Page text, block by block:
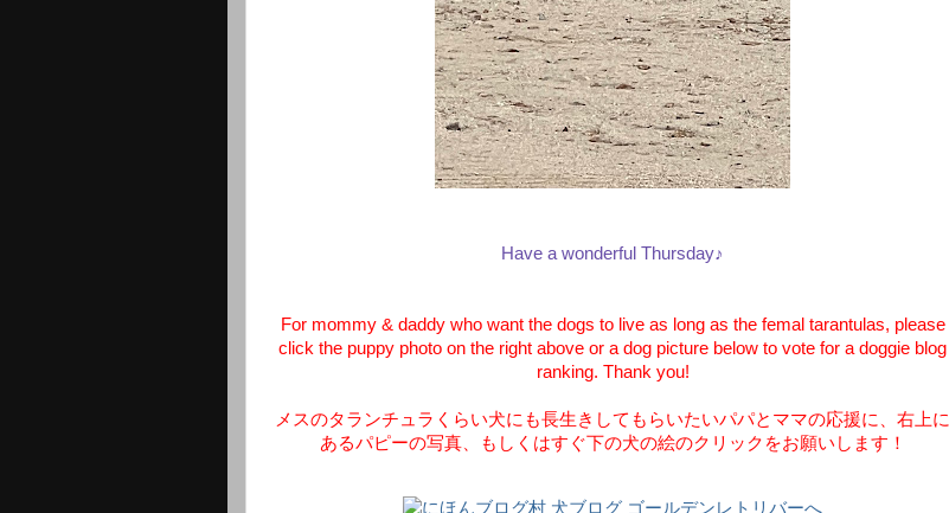
Have a wonderful Thursday♪
For mommy & daddy who want the dogs to live as long as the femal tarantulas, please
click the puppy photo on the right above or a dog picture below to vote for a doggie blog
ranking. Thank you!
メスのタランチュラくらい犬にも長生きしてもらいたいパパとママの応援に、右上に
あるパピーの写真、もしくはすぐ下の犬の絵のクリックをお願いします！